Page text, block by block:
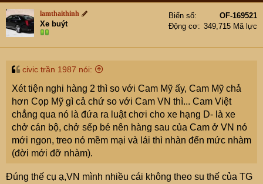
lamthaithinh
Xe buýt
Biển số
OF-169521
Động cơ
349,715 Mã lực
civic trần 1987 nói:
Xét tiện nghi hàng 2 thì so với Cam Mỹ ấy, Cam Mỹ chả
hơn Cọp Mỹ gì cả chứ so với Cam VN thì... Cam Việt
chẳng qua nó là đứa ra luật chơi cho xe hạng D- là xe
chở cán bộ, chở sếp bé nên hàng sau của Cam ở VN nó
mới ngon, treo nó mềm mại và lái thì nhàn đến mức nhàm
(đời mới đỡ nhàm).
Đúng thế cụ ạ,VN mình nhiều cái không theo su thế của TG